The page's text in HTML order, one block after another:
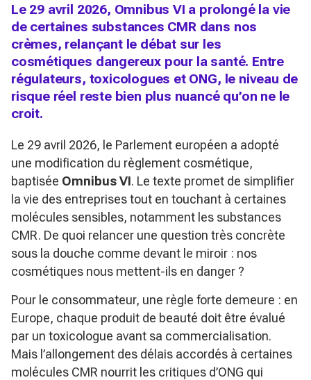
Le 29 avril 2026, Omnibus VI a prolongé la vie
de certaines substances CMR dans nos
crèmes, relançant le débat sur les
cosmétiques dangereux pour la santé. Entre
régulateurs, toxicologues et ONG, le niveau de
risque réel reste bien plus nuancé qu’on ne le
croit.
Le 29 avril 2026, le Parlement européen a adopté
une modification du règlement cosmétique,
baptisée Omnibus VI. Le texte promet de simplifier
la vie des entreprises tout en touchant à certaines
molécules sensibles, notamment les substances
CMR. De quoi relancer une question très concrète
sous la douche comme devant le miroir : nos
cosmétiques nous mettent-ils en danger ?
Pour le consommateur, une règle forte demeure : en
Europe, chaque produit de beauté doit être évalué
par un toxicologue avant sa commercialisation.
Mais l’allongement des délais accordés à certaines
molécules CMR nourrit les critiques d’ONG qui